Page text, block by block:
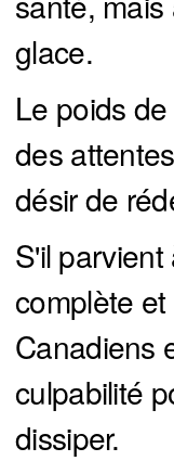
glace.
Le poids
des
désir de
S'il
complète
Canadiens
culpabilité
dissiper.